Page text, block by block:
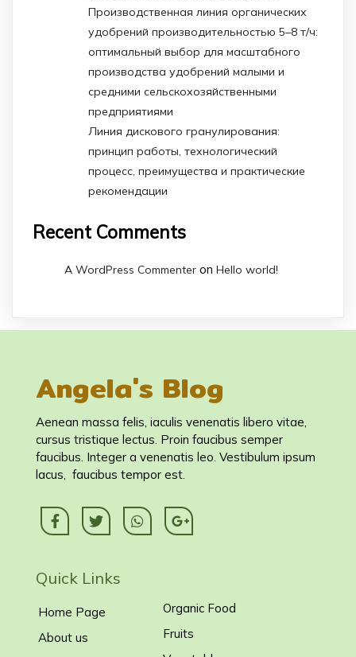
Производственная линия органических
удобрений производительностью 5–8 т/ч:
оптимальный выбор для масштабного
производства удобрений малыми и
средними сельскохозяйственными
предприятиями
Линия дискового гранулирования:
принцип работы, технологический
процесс, преимущества и практические
рекомендации
Recent Comments
A WordPress Commenter on Hello world!
Angela's Blog
Aenean massa felis, iaculis venenatis libero vitae,
cursus tristique lectus. Proin faucibus semper
faucibus. Integer a venenatis leo. Vestibulum ipsum
lacus, faucibus tempor est.
Quick Links
Home Page
About us
Organic Food
Fruits